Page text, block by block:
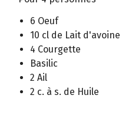
6 Oeuf
10 cl de Lait d'avoine
4 Courgette
Basilic
2 Ail
2 c. à s. de Huile